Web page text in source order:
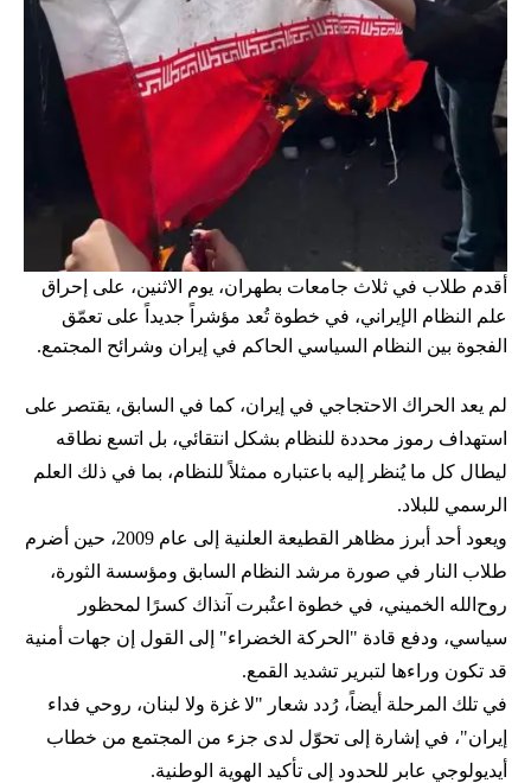
أقدم طلاب في ثلاث جامعات بطهران، يوم الاثنين، على إحراق
علم النظام الإيراني، في خطوة تُعد مؤشراً جديداً على تعمّق
الفجوة بين النظام السياسي الحاكم في إيران وشرائح المجتمع.
لم يعد الحراك الاحتجاجي في إيران، كما في السابق، يقتصر على
استهداف رموز محددة للنظام بشكل انتقائي، بل اتسع نطاقه
ليطال كل ما يُنظر إليه باعتباره ممثلاً للنظام، بما في ذلك العلم
الرسمي للبلاد.
ويعود أحد أبرز مظاهر القطيعة العلنية إلى عام 2009، حين أضرم
طلاب النار في صورة مرشد النظام السابق ومؤسسة الثورة،
روح‌الله الخميني، في خطوة اعتُبرت آنذاك كسرًا لمحظور
سياسي، ودفع قادة "الحركة الخضراء" إلى القول إن جهات أمنية
قد تكون وراءها لتبرير تشديد القمع.
في تلك المرحلة أيضاً، رُدد شعار "لا غزة ولا لبنان، روحي فداء
إيران"، في إشارة إلى تحوّل لدى جزء من المجتمع من خطاب
أيديولوجي عابر للحدود إلى تأكيد الهوية الوطنية.